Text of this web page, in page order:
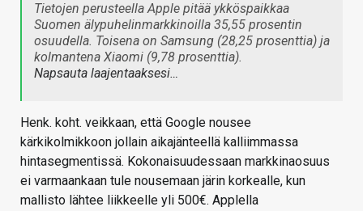
Tietojen perusteella Apple pitää ykköspaikkaa
Suomen älypuhelinmarkkinoilla 35,55 prosentin
osuudella. Toisena on Samsung (28,25 prosenttia) ja
kolmantena Xiaomi (9,78 prosenttia).
Napsauta laajentaaksesi…
Henk. koht. veikkaan, että Google nousee
kärkikolmikkoon jollain aikajänteellä kalliimmassa
hintasegmentissä. Kokonaisuudessaan markkinaosuus
ei varmaankaan tule nousemaan järin korkealle, kun
mallisto lähtee liikkeelle yli 500€. Applella